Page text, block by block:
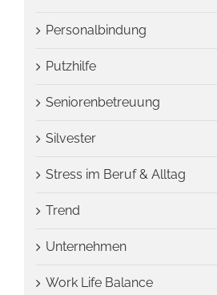
Personalbindung
Putzhilfe
Seniorenbetreuung
Silvester
Stress im Beruf & Alltag
Trend
Unternehmen
Work Life Balance